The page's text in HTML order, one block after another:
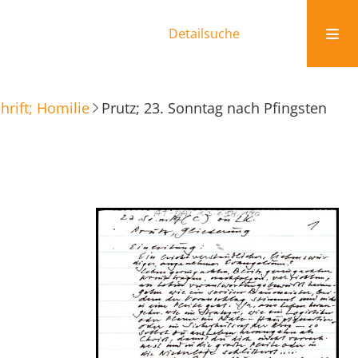
Detailsuche
Homilie Prutz; 23. Sonntag nach Pfingsten